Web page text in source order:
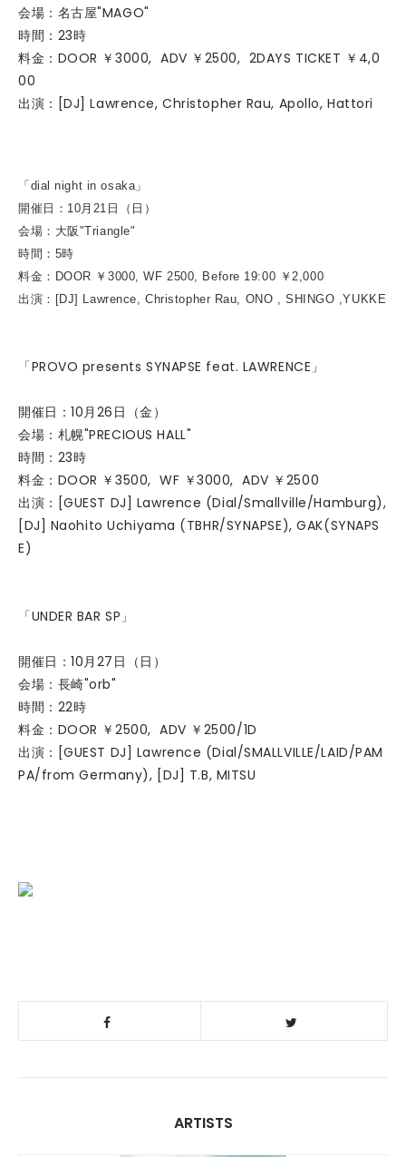
会場：名古屋"MAGO"
時間：23時
料金：DOOR ￥3000, ADV ￥2500, 2DAYS TICKET ￥4,0
00
出演：[DJ] Lawrence, Christopher Rau, Apollo, Hattori
「dial night in osaka」
開催日：10月21日（日）
会場：大阪"Triangle"
時間：5時
料金：DOOR ￥3000, WF 2500, Before 19:00 ￥2,000
出演：[DJ] Lawrence, Christopher Rau, ONO , SHINGO ,YUKKE
「PROVO presents SYNAPSE feat. LAWRENCE」
開催日：10月26日（金）
会場：札幌"PRECIOUS HALL"
時間：23時
料金：DOOR ￥3500, WF ￥3000, ADV ￥2500
出演：[GUEST DJ] Lawrence (Dial/Smallville/Hamburg),
[DJ] Naohito Uchiyama (TBHR/SYNAPSE), GAK(SYNAPS
E)
「UNDER BAR SP」
開催日：10月27日（日）
会場：長崎"orb"
時間：22時
料金：DOOR ￥2500, ADV ￥2500/1D
出演：[GUEST DJ] Lawrence (Dial/SMALLVILLE/LAID/PAM
PA/from Germany), [DJ] T.B, MITSU
ARTISTS